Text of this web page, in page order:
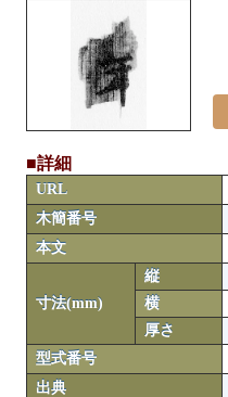
■詳細
URL
木簡番号
本文
寸法(mm)
縦
横
厚さ
型式番号
出典